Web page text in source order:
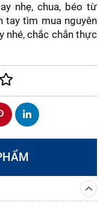
nhẹ, chua, béo từ
tay tìm mua nguyên
nhé, chắc chắn thực